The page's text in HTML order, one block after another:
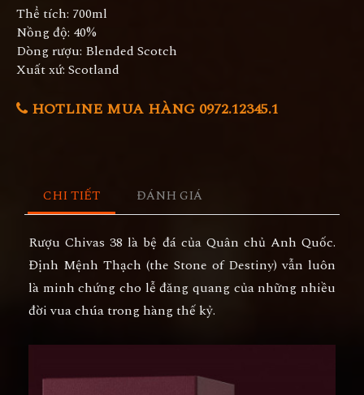
Thể tích: 700ml
Nồng độ: 40%
Dòng rượu: Blended Scotch
Xuất xứ: Scotland
HOTLINE MUA HÀNG 0972.12345.1
CHI TIẾT ĐÁNH GIÁ
Rượu Chivas 38 là bệ đá của Quân chủ Anh Quốc.
Định Mệnh Thạch (the Stone of Destiny) vẫn luôn
là minh chứng cho lễ đăng quang của những nhiều
đời vua chúa trong hàng thế kỷ.